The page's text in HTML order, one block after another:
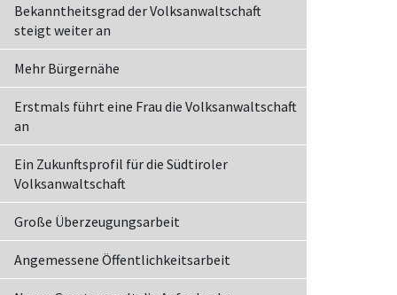
Bekanntheitsgrad der Volksanwaltschaft
steigt weiter an
Mehr Bürgernähe
Erstmals führt eine Frau die Volksanwaltschaft
an
Ein Zukunftsprofil für die Südtiroler
Volksanwaltschaft
Große Überzeugungsarbeit
Angemessene Öffentlichkeitsarbeit